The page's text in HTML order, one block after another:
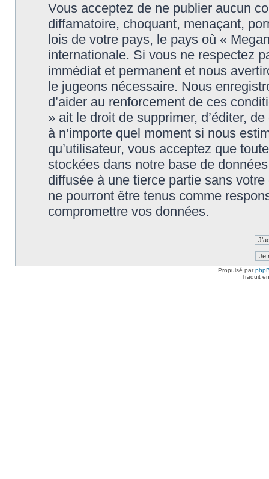
Vous acceptez de ne publier aucun
diffamatoire, choquant, menaçant,
lois de votre pays, le pays où «
internationale. Si vous ne respectez
immédiat et permanent et nous
le jugeons nécessaire. Nous
d’aider au renforcement de ces
» ait le droit de supprimer, d’éditer,
à n’importe quel moment si nous
qu’utilisateur, vous acceptez que
stockées dans notre base de
diffusée à une tierce partie sans
ne pourront être tenus comme
compromettre vos données.
Propulsé par
Traduit